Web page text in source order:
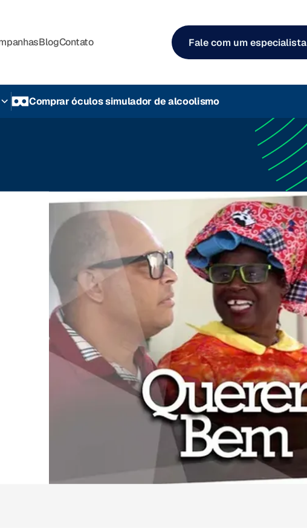
BlogContato Fale com um especialista
Comprar óculos simulador de alcoolismo